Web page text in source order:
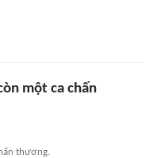
một ca chấn
thương.